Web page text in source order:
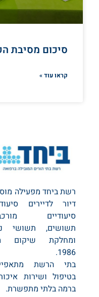
סיכום מסיבת
קראו עוד »
רשת ביחד מפעילה
דיור לדיירים
סיעודיים
תשושים, תשושי
ומחלקת שיקום
1986.
בתי הרשת
בטיפול ושירות
ברמה בלתי מתפשרת.